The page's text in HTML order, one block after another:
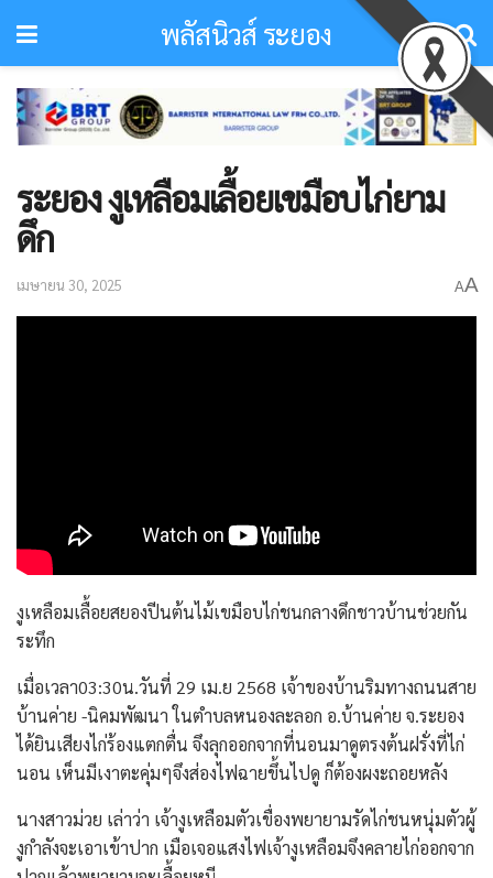
พลัสนิวส์ ระยอง
ระยอง งูเหลือมเลื้อยเขมือบไก่ยาม
ดึก
เมษายน 30, 2025 AA
งูเหลือมเลื้อยสยองปีนต้นไม้เขมือบไก่ชนกลางดึกชาวบ้านช่วยกัน
ระทึก
เมื่อเวลา03:30น.วันที่ 29 เม.ย 2568 เจ้าของบ้านริมทางถนนสาย
บ้านค่าย -นิคมพัฒนา ในตำบลหนองละลอก อ.บ้านค่าย จ.ระยอง
ได้ยินเสียงไก่ร้องแตกตื่น จึงลุกออกจากที่นอนมาดูตรงต้นฝรั่งที่ไก่
นอน เห็นมีเงาตะคุ่มๆจึงส่องไฟฉายขึ้นไปดู ก็ต้องผงะถอยหลัง
นางสาวม่วย เล่าว่า เจ้างูเหลือมตัวเขื่องพยายามรัดไก่ชนหนุ่มตัวผู้
งูกำลังจะเอาเข้าปาก เมือเจอแสงไฟเจ้างูเหลือมจึงคลายไก่ออกจาก